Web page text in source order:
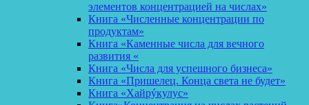
элементов концентрацией на числах»
Книга «Численные концентрации по
продуктам»
Книга «Каменные числа для вечного
развития «
Книга «Числа для успешного бизнеса»
Книга «Пришелец. Конца света не будет»
Книга «Хайрýкулус»